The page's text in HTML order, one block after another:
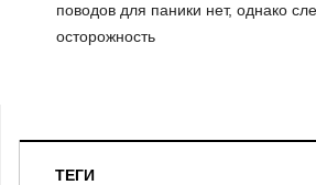
поводов для паники нет, однако
осторожность
ТЕГИ